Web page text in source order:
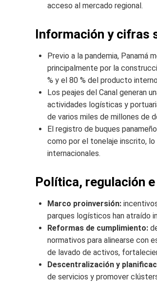
acceso al mercado regional.
Información y cifras
Previo a la pandemia, Panamá
principalmente por la
% y el 80 % del producto
Los peajes del Canal generan
actividades logísticas y
de varios miles de millones de
El registro de buques
como por el tonelaje inscrito,
internacionales.
Política, regulación
Marco proinversión:
parques logísticos han atraído
Reformas de cumplimiento:
normativos para alinearse con
de lavado de activos,
Descentralización y
de servicios y promover